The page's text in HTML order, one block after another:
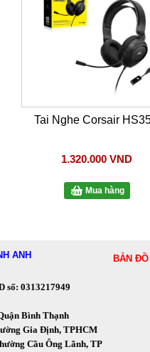
Tai Nghe Corsair
1.320.000 VND
Mua hàng
ANH
số: 0313217949
Bình Thạnh
Gia Định, TPHCM
Cầu Ông Lãnh, TP
BẢN